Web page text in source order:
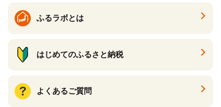
ふるラボとは
はじめてのふるさと納税
よくあるご質問